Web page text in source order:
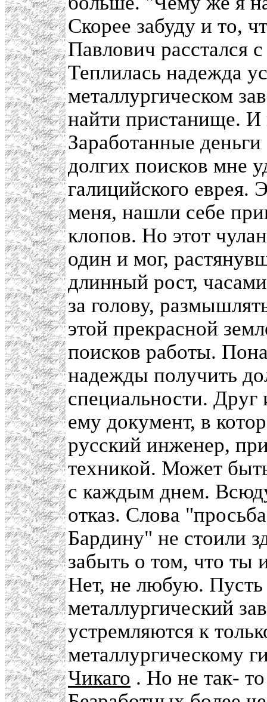
Скорее забуду и то,
Павлович расстался
Теплилась надежда
металлургическом
найти пристанище. И
Заработанные
долгих поисков мне
галицийского еврея.
меня, нашли себе
клопов. Но этот
один и мог,
длинный рост,
за голову,
этой прекрасной
поисков работы.
надежды получить
специальности. Друг
ему документ, в
русский инженер,
техникой. Может
с каждым днем.
отказ. Слова
Бардину" не стоили
забыть о том, что ты
Нет, не любую.
металлургический
устремляются к
металлургическому
Чикаго . Но не так-